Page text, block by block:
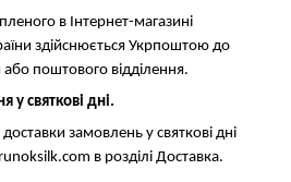
в Інтернет-магазині
здійснюється Укрпоштою до
поштового відділення.
у святкові дні.
замовлень у святкові дні
в розділі Доставка.